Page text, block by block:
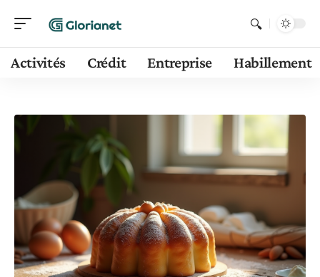
Activités Crédit Entreprise Habillement